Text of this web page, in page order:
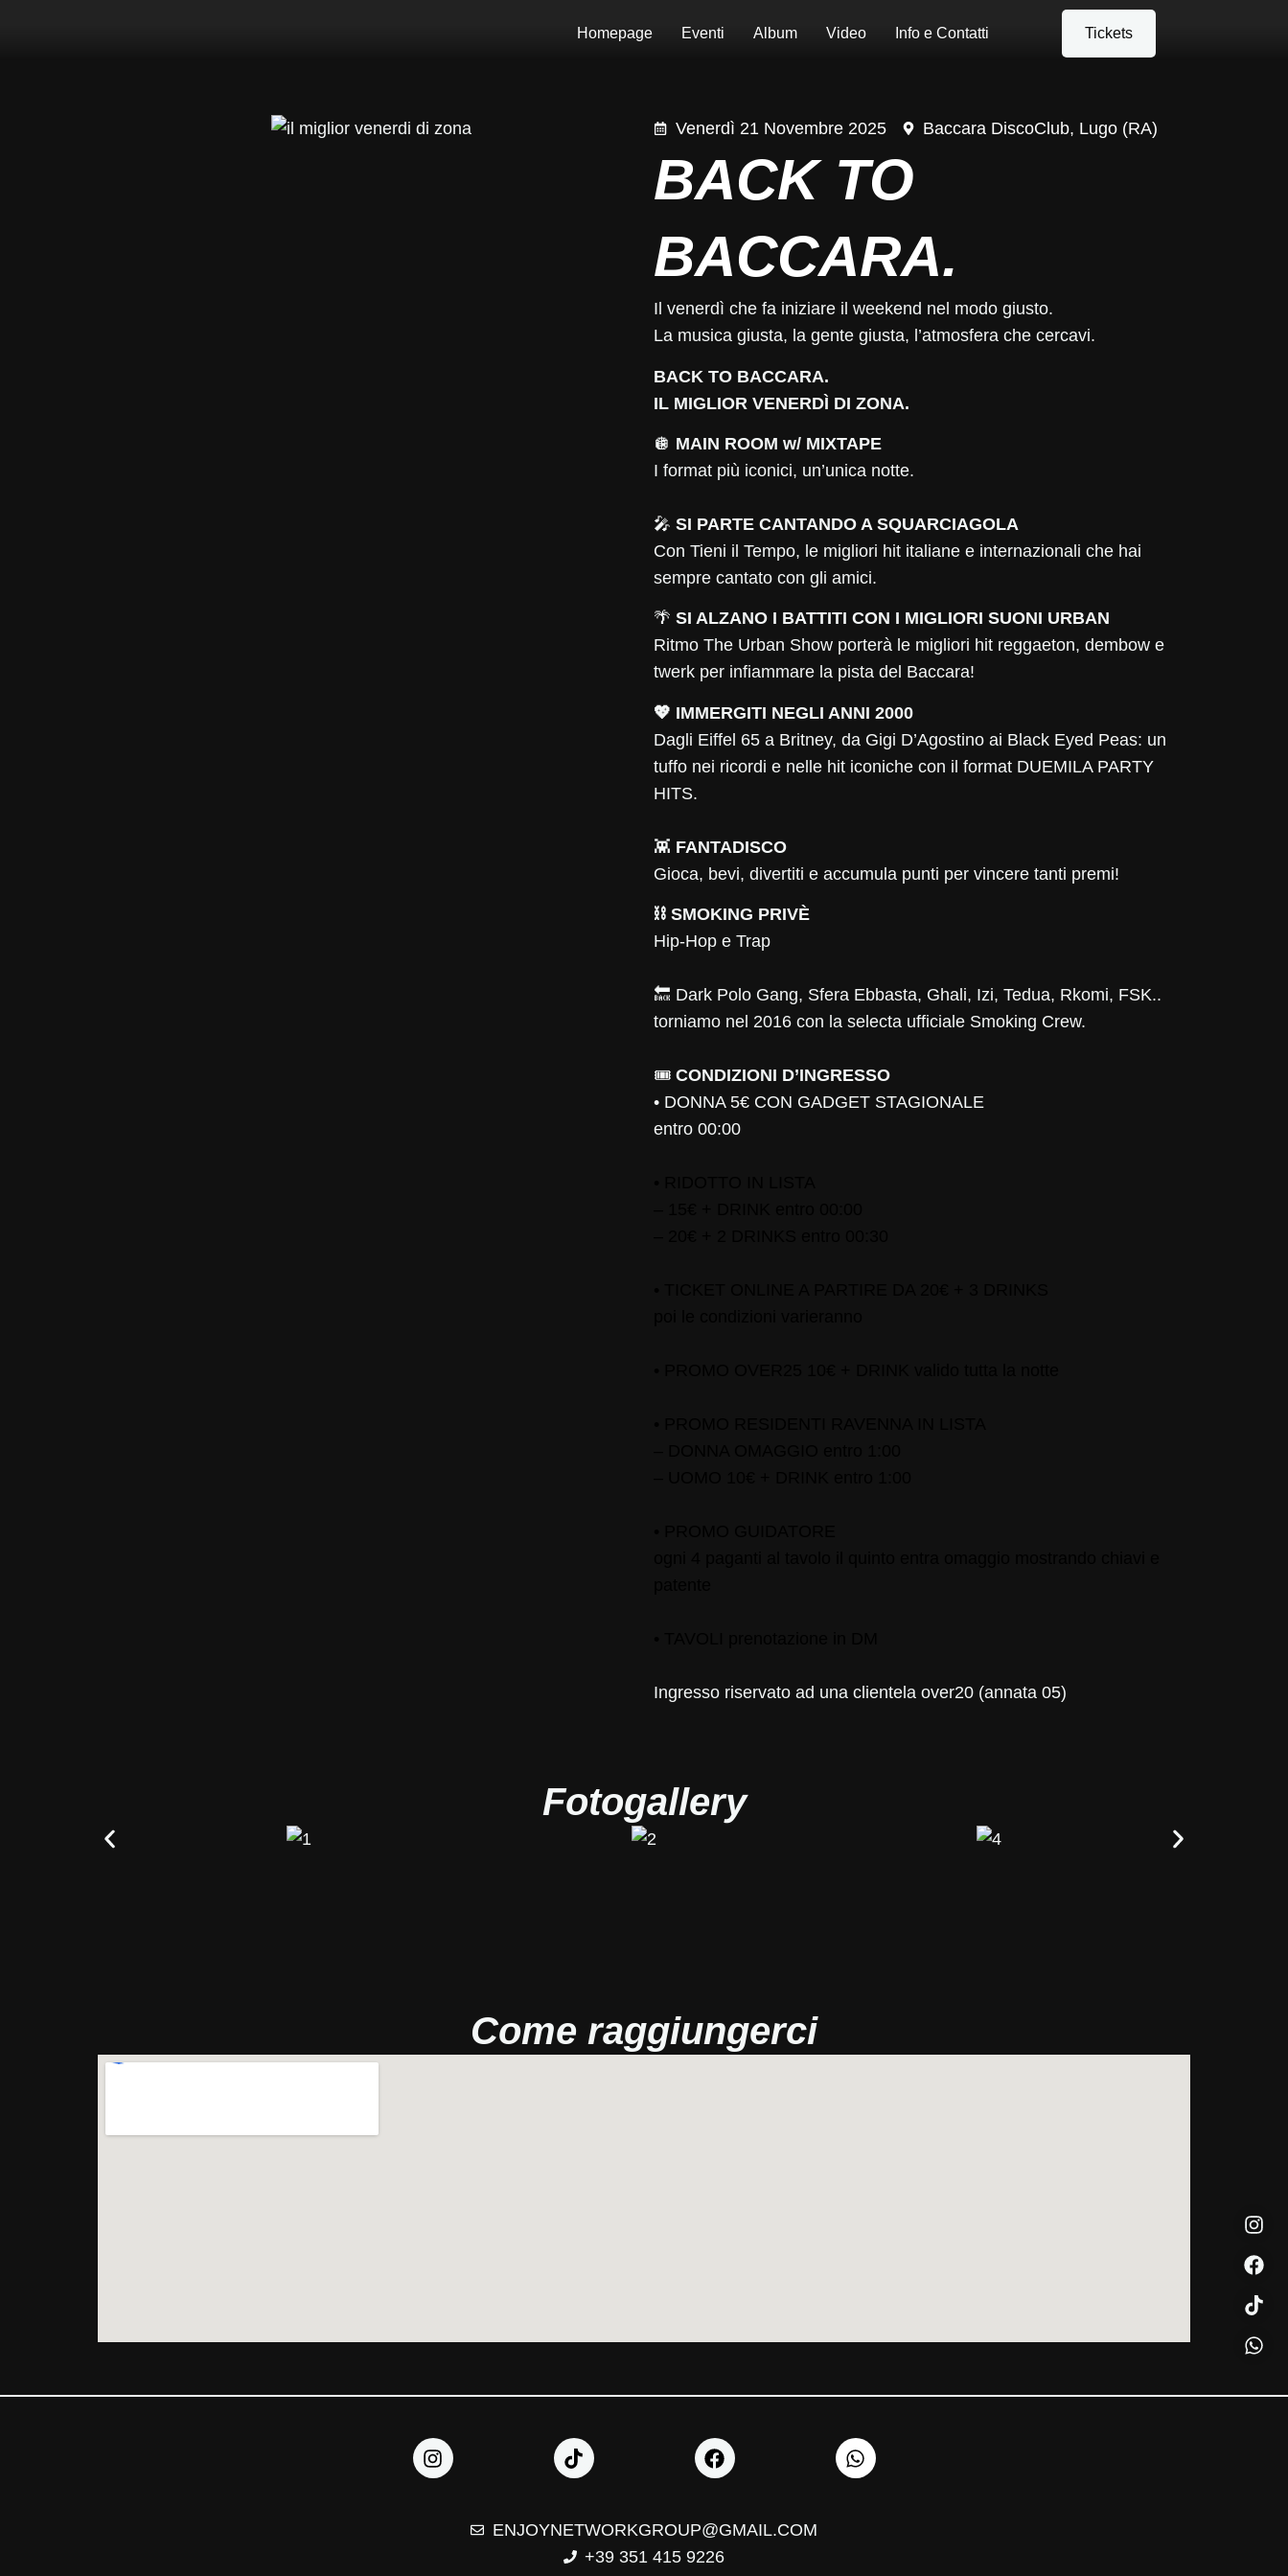
Homepage Eventi Album Video Info e Contatti Tickets
Venerdì 21 Novembre 2025 Baccara DiscoClub, Lugo (RA)
BACK TO
BACCARA.
Il venerdì che fa iniziare il weekend nel modo giusto.
La musica giusta, la gente giusta, l’atmosfera che cercavi.
BACK TO BACCARA.
IL MIGLIOR VENERDÌ DI ZONA.
🪩 MAIN ROOM w/ MIXTAPE
I format più iconici, un’unica notte.
🎤 SI PARTE CANTANDO A SQUARCIAGOLA
Con Tieni il Tempo, le migliori hit italiane e internazionali che hai
sempre cantato con gli amici.
🌴 SI ALZANO I BATTITI CON I MIGLIORI SUONI URBAN
Ritmo The Urban Show porterà le migliori hit reggaeton, dembow e
twerk per infiammare la pista del Baccara!
💖 IMMERGITI NEGLI ANNI 2000
Dagli Eiffel 65 a Britney, da Gigi D’Agostino ai Black Eyed Peas: un
tuffo nei ricordi e nelle hit iconiche con il format DUEMILA PARTY
HITS.
👾 FANTADISCO
Gioca, bevi, divertiti e accumula punti per vincere tanti premi!
⛓️ SMOKING PRIVÈ
Hip-Hop e Trap
🔙 Dark Polo Gang, Sfera Ebbasta, Ghali, Izi, Tedua, Rkomi, FSK..
torniamo nel 2016 con la selecta ufficiale Smoking Crew.
🎟️ CONDIZIONI D’INGRESSO
• DONNA 5€ CON GADGET STAGIONALE
entro 00:00
Ingresso riservato ad una clientela over20 (annata 05)
Fotogallery
Come raggiungerci
ENJOYNETWORKGROUP@GMAIL.COM
+39 351 415 9226